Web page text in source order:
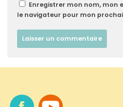
Enregistrer mon nom, mon
le navigateur pour mon